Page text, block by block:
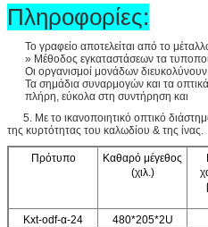
Πληροφορίες:
Το γραφείο αποτελείται από το
» Μέθοδος εγκαταστάσεων τα
Οι οργανισμοί μονάδων
Τα σημάδια συναρμογών και τα
πλήρη, εύκολα στη συντήρηση και
5. Με το ικανοποιητικό οπτικό
της κυρτότητας του καλωδίου & της ίνας.
Πρότυπο
Καθαρό μέγεθος
(χιλ.)
Kxt-odf-α-24 480*205*2U